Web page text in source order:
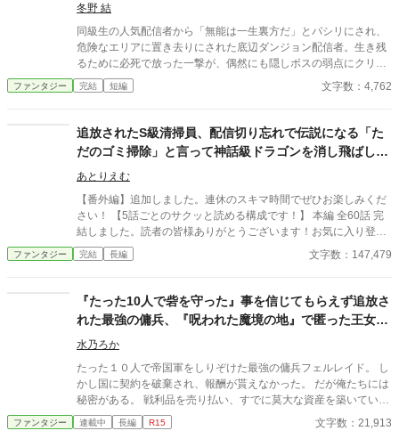
のだ。ブルーノは誰が何をしていても気にしないし、自分で狩っ
た美味しいドラゴンを食べて暮らせればよかったのだが、殺され
たブルーノの為に教会や冒険者ギルドのマスターを敵対した受付
嬢が殺されるのを見過ごせなくて・・・・・・
冬野 結
同級生の人気配信者から「無能は一生裏方だ」とパシリにされ、
危険なエリアに置き去りにされた底辺ダンジョン配信者。生き残
るために必死で放った一撃が、偶然にも隠しボスの弱点にクリテ
ィカルヒット。しかもその瞬間、バグで配信がオンになってい
た。コメント欄は秒速1万件のギガバズ。手のひらを返してコラ
主人公の目に、彼はもう映っていない。
ファンタジー 完結 短編 文字数：4,762
追放されたS級清掃員、配信切り忘れで伝説になる「た
だのゴミ掃除」と言って神話級ドラゴンを消し飛ばして
いたら世界中がパニックになってますが？
あとりえむ
【番外編】追加しました。連休のスキマ時間でぜひお楽しみくだ
さい！ 【5話ごとのサクッと読める構成です！】 本編 全60話 完
結しました。読者の皆様ありがとうございます！お気に入り登
録、ハート、コメント、とても励みになります♪ ─あらすじ─ 世界
を救ったのは、聖剣ではなく「洗剤」でした。 「君のやり方は古
員・灰坂ソウジ（38歳）。 職を失った彼だったが、実は彼にはと
んでもない秘密があった。 呪いのゴーグルのせいで、あらゆる怪
物が「汚れ」にしか見えないのだ。 ・神話級ドラゴン ⇒ 換気
扇の頑固な油汚れ（洗剤で瞬殺） ・深淵の邪神 ⇒ トイレの配
管詰まり（スッポンで解決） ・次元の裂け目 ⇒ 天井の雨漏り
シミ（洗濯機で丸洗い） 「あー、ここ汚れてるな。チャチャッと
落としておくか」 本人はただ業務として掃除をしているだけなの
に、その姿は世界中で配信され、人類最強の英雄として崇められ
ていく！ 可愛い元ダンジョン・コアや、潔癖症の聖女も入社し、
ファンタジー 完結 長編 文字数：147,479
『たった10人で砦を守った』事を信じてもらえず追放さ
れた最強の傭兵、『呪われた魔境の地』で匿った王女と
理想の拠点に作り上げます
水乃ろか
たった１０人で帝国軍をしりぞけた最強の傭兵フェルレイド。 し
かし国に契約を破棄され、報酬が貰えなかった。 だが俺たちには
秘密がある。 戦利品を売り払い、すでに莫大な資産を築いていた
のだ。 その莫大な資金を元手に、静かに暮らそうと王都に戻る途
中、盗賊に襲われていた一台の馬車を救出する。 乗っていたのは
ファンタジー 連載中 長編 R15 文字数：21,913